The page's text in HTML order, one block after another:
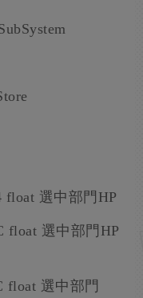
float 選中部門HP
float 選中部門HP
float 選中部門